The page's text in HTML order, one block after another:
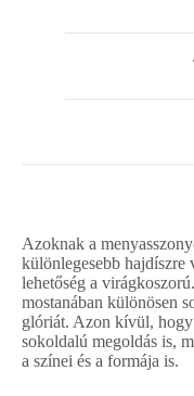
Azoknak a
különlegesebb hajdíszre
lehetőség a
mostanában különösen
glóriát. Azon kívül, hogy
sokoldalú megoldás is,
a színei és a formája is.